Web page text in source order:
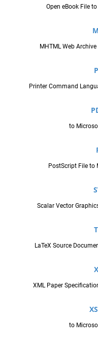
Open eBook File
MHTML Web
Printer Command
to
PostScript File to
Scalar Vector
LaTeX Source
XML Paper
to